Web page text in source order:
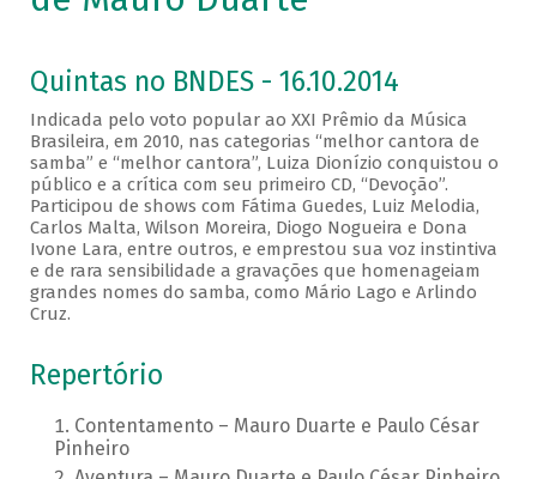
Quintas no BNDES - 16.10.2014
Indicada pelo voto popular ao XXI Prêmio da Música
Brasileira, em 2010, nas categorias “melhor cantora de
samba” e “melhor cantora”, Luiza Dionízio conquistou o
público e a crítica com seu primeiro CD, “Devoção”.
Participou de shows com Fátima Guedes, Luiz Melodia,
Carlos Malta, Wilson Moreira, Diogo Nogueira e Dona
Ivone Lara, entre outros, e emprestou sua voz instintiva
e de rara sensibilidade a gravações que homenageiam
grandes nomes do samba, como Mário Lago e Arlindo
Cruz.
Repertório
Contentamento – Mauro Duarte e Paulo César
Pinheiro